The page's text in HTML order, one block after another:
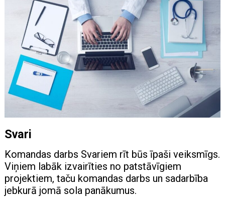
Svari
Komandas darbs Svariem rīt būs īpaši veiksmīgs.
Viņiem labāk izvairīties no patstāvīgiem
projektiem, taču komandas darbs un sadarbība
jebkurā jomā sola panākumus.